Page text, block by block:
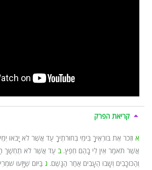
קריאת הפרק
א וּזְכֹר אֶת בּוֹרְאֶיךָ בִּימֵי בְּחוּרֹתֶיךָ עַד אֲשֶׁר לֹא יָבֹאוּ
אֲשֶׁר תֹּאמַר אֵין לִי בָהֶם חֵפֶץ. ב עַד אֲשֶׁר לֹא תֶחְשַׁךְ
וְהַכּוֹכָבִים וְשָׁבוּ הֶעָבִים אַחַר הַגָּשֶׁם. ג בַּיּוֹם שֶׁיָּזֻעוּ